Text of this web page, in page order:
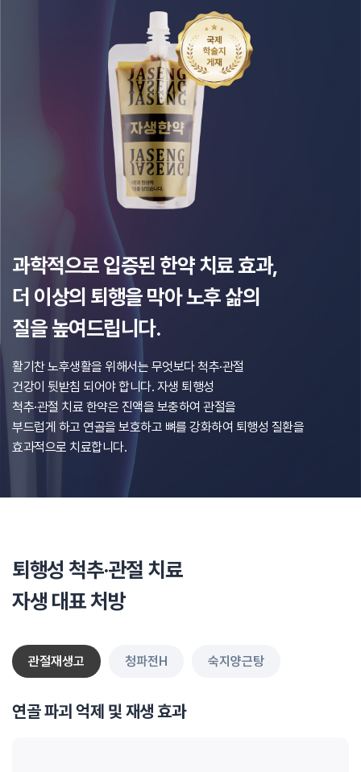
과학적으로 입증된 한약 치료 효과,
더 이상의 퇴행을 막아 노후 삶의
질을 높여드립니다.
활기찬 노후생활을 위해서는 무엇보다 척추·관절
건강이 뒷받침 되어야 합니다. 자생 퇴행성
척추·관절 치료 한약은 진액을 보충하여 관절을
부드럽게 하고 연골을 보호하고 뼈를 강화하여 퇴행성 질환을
효과적으로 치료합니다.
퇴행성 척추·관절 치료
자생 대표 처방
관절재생고 청파전H 숙지양근탕
연골 파괴 억제 및 재생 효과